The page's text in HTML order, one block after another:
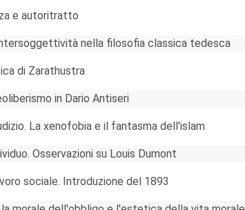
e autoritratto
nella filosofia classica tedesca
di Zarathustra
in Dario Antiseri
La xenofobia e il fantasma dell'islam
Osservazioni su Louis Dumont
sociale. Introduzione del 1893